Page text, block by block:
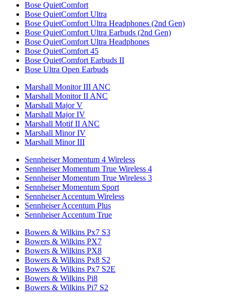
Bose QuietComfort
Bose QuietComfort Ultra
Bose QuietComfort Ultra Headphones (2nd Gen)
Bose QuietComfort Ultra Earbuds (2nd Gen)
Bose QuietComfort Ultra Headphones
Bose QuietComfort 45
Bose QuietComfort Earbuds II
Bose Ultra Open Earbuds
Marshall Monitor III ANC
Marshall Monitor II ANC
Marshall Major V
Marshall Major IV
Marshall Motif II ANC
Marshall Minor IV
Marshall Minor III
Sennheiser Momentum 4 Wireless
Sennheiser Momentum True Wireless 4
Sennheiser Momentum True Wireless 3
Sennheiser Momentum Sport
Sennheiser Accentum Wireless
Sennheiser Accentum Plus
Sennheiser Accentum True
Bowers & Wilkins Px7 S3
Bowers & Wilkins PX7
Bowers & Wilkins PX8
Bowers & Wilkins Px8 S2
Bowers & Wilkins Px7 S2E
Bowers & Wilkins Pi8
Bowers & Wilkins Pi7 S2